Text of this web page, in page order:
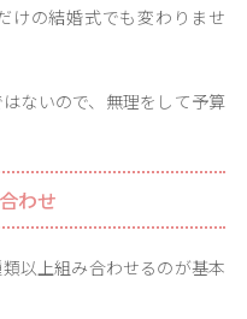
けの結婚式でも変わりませ
ないので、無理をして予算
わせ
以上組み合わせるのが基本